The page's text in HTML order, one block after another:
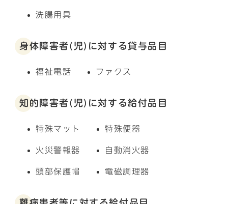
洗腸用具
身体障害者(児)に対する貸与品目
福祉電話 ファクス
知的障害者(児)に対する給付品目
特殊マット 特殊便器
火災警報器 自動消火器
頭部保護帽 電磁調理器